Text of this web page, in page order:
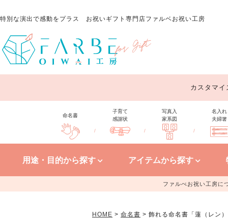
特別な演出で感動をプラス お祝いギフト専門店ファルベお祝い工房
カスタマ
命名書
/
子育て
感謝状
/
写真入
家系図
/
名入れ
夫婦箸
用途・目的から探す アイテムから探す
ファルべお祝い工房に
HOME 命名書 飾れる命名書「蓮（レン